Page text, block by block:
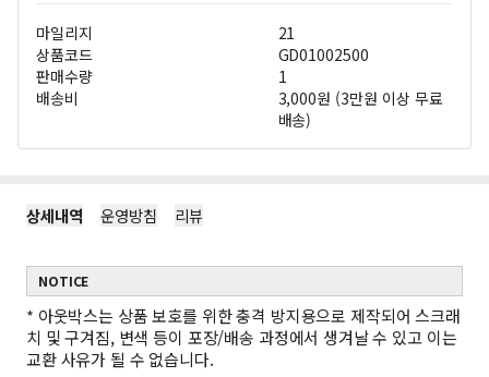
마일리지
21
상품코드
GD01002500
판매수량
1
배송비
3,000원 (3만원 이상 무료
배송)
상세내역 운영방침 리뷰
NOTICE
* 아웃박스는 상품 보호를 위한 충격 방지용으로 제작되어 스크래
치 및 구겨짐, 변색 등이 포장/배송 과정에서 생겨날 수 있고 이는
교환 사유가 될 수 없습니다.